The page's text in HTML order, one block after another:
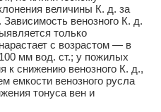
величины К. д. за
венозного К. д.
только
с возрастом — в
мм вод. ст.; у пожилых
к снижению венозного К. д.,
емкости венозного русла
тонуса вен и